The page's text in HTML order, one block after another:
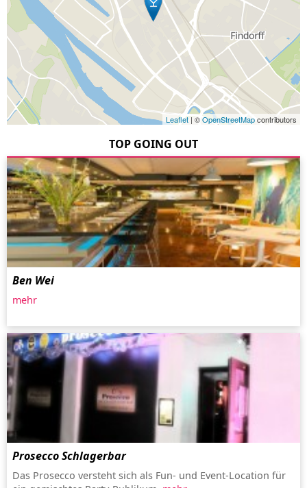
Leaflet | ©OpenStreetMapcontributors
TOP GOING OUT
Ben Wei
mehr
Prosecco Schlagerbar
Das Prosecco versteht sich als Fun- und Event-Location für